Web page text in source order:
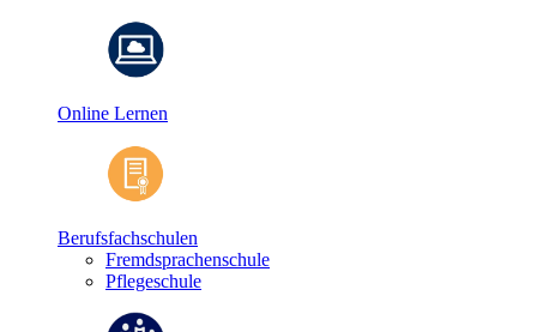
Online Lernen
Berufsfachschulen
Fremdsprachenschule
Pflegeschule